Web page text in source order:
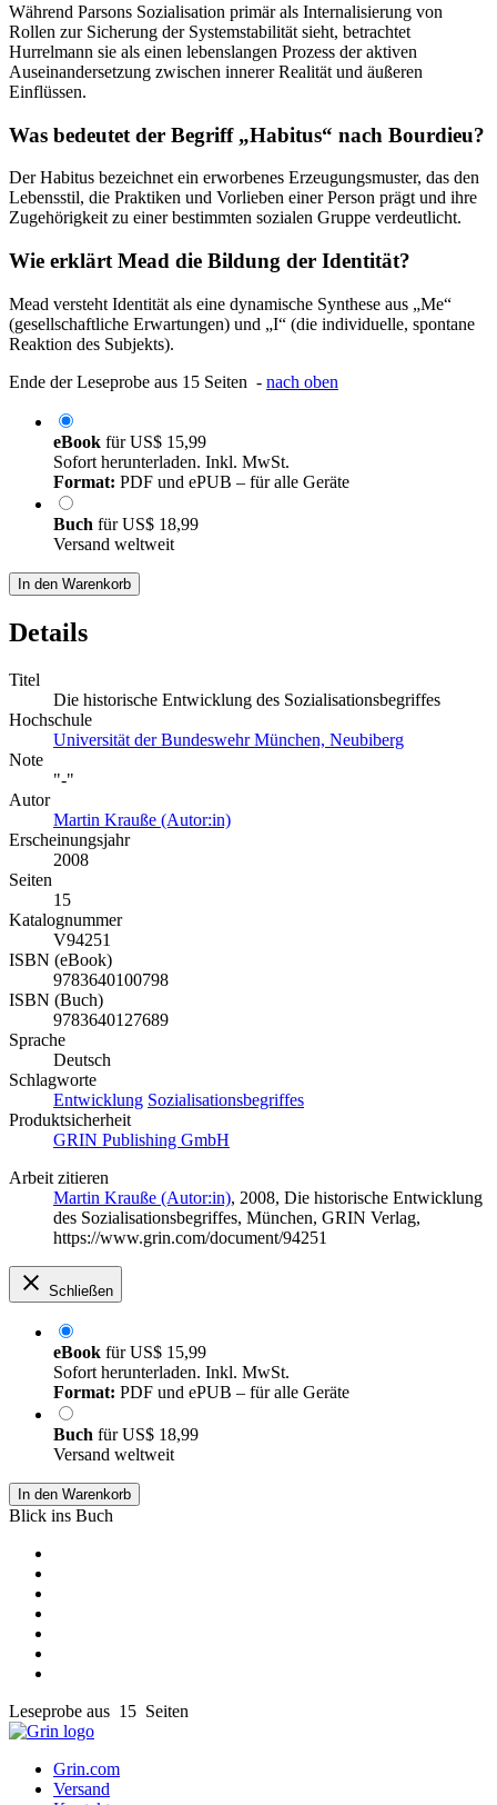
Während Parsons Sozialisation primär als Internalisierung von
Rollen zur Sicherung der Systemstabilität sieht, betrachtet
Hurrelmann sie als einen lebenslangen Prozess der aktiven
Auseinandersetzung zwischen innerer Realität und äußeren
Einflüssen.
Was bedeutet der Begriff „Habitus“ nach Bourdieu?
Der Habitus bezeichnet ein erworbenes Erzeugungsmuster, das den
Lebensstil, die Praktiken und Vorlieben einer Person prägt und ihre
Zugehörigkeit zu einer bestimmten sozialen Gruppe verdeutlicht.
Wie erklärt Mead die Bildung der Identität?
Mead versteht Identität als eine dynamische Synthese aus „Me“
(gesellschaftliche Erwartungen) und „I“ (die individuelle, spontane
Reaktion des Subjekts).
Ende der Leseprobe aus 15 Seiten - nach oben
eBook fürUS$ 15,99
Sofort herunterladen. Inkl. MwSt.
Format: PDF und ePUB – für alle Geräte
Buch fürUS$ 18,99
Versand weltweit
In den Warenkorb
Details
Titel
Die historische Entwicklung des Sozialisationsbegriffes
Hochschule
Universität der Bundeswehr München, Neubiberg
Note
"-"
Autor
Martin Krauße (Autor:in)
Erscheinungsjahr
2008
Seiten
15
Katalognummer
V94251
ISBN (eBook)
9783640100798
ISBN (Buch)
9783640127689
Sprache
Deutsch
Schlagworte
Entwicklung Sozialisationsbegriffes
Produktsicherheit
GRIN Publishing GmbH
Arbeit zitieren
Martin Krauße (Autor:in), 2008, Die historische Entwicklung
des Sozialisationsbegriffes, München, GRIN Verlag,
https://www.grin.com/document/94251
Schließen
eBook fürUS$ 15,99
Sofort herunterladen. Inkl. MwSt.
Format: PDF und ePUB – für alle Geräte
Buch fürUS$ 18,99
Versand weltweit
In den Warenkorb
Blick ins Buch